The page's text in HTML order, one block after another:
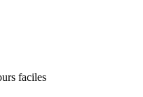
faciles